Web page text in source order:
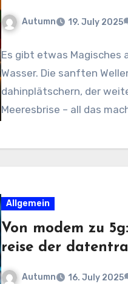
Autumn 19. July 2025
Es gibt etwas Magisches
Wasser. Die sanften
dahinplätschern, der
Meeresbrise – all das
Allgemein
Von modem zu
reise der
Autumn 16. July 2025